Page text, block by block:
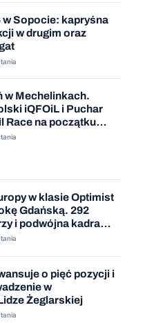
w Sopocie: kapryśna
w drugim oraz
w Mechelinkach.
iQFOiL i Puchar
Race na początku
w klasie Optimist
Gdańską. 292
i podwójna kadra
o pięć pozycji i
w
Żeglarskiej